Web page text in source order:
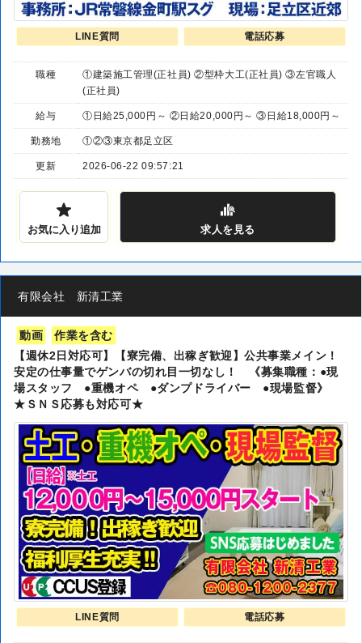
LINE質問 電話応募
職種
①建築施工管理(正社員) ②型枠大工(正社員) ③左官職人
(正社員)
給与 ①日給25,000円～ ②日給20,000円～ ③日給18,000円～
勤務地 ①②③東京都足立区
更新 2026-06-22 09:57:21
お気に入り追加 求人 を見る
有限会社 新清工業
動画
作業を含む
【週休2日対応可】【寮完備、出稼ぎ歓迎】公共事業メイン！
安定の仕事量でゲンバの切れ目一切なし！ 《募集職種：●現
場スタッフ ●重機オペ ●ダンプドライバー ●現場監督》
★ＳＮＳ応募も対応可★
LINE質問 電話応募